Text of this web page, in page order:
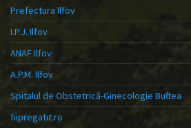
Prefectura Ilfov
I.P.J. Ilfov
ANAF Ilfov
A.P.M. Ilfov
Spitalul de Obstetrică-Ginecologie Buftea
fiipregatit.ro